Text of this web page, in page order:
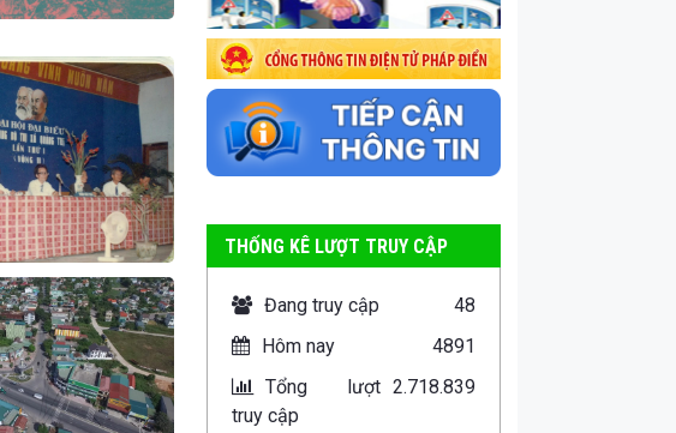
THỐNG KÊ LƯỢT TRUY CẬP
Đang truy cập
48
Hôm nay
4891
Tổng lượt
truy cập
2.718.839